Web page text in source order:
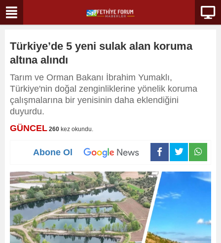
Türkiye’de 5 yeni sulak alan koruma
altına alındı
Tarım ve Orman Bakanı İbrahim Yumaklı,
Türkiye'nin doğal zenginliklerine yönelik koruma
çalışmalarına bir yenisinin daha eklendiğini
duyurdu.
GÜNCEL 260 kez okundu.
Abone Ol